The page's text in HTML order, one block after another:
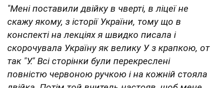
"Мені поставили двійку в чверті, в ліцеї не
скажу якому, з історії України, тому що в
конспекті на лекціях я швидко писала і
скорочувала Україну як велику У з крапкою, от
так "У." Всі сторінки були перекреслені
повністю червоною ручкою і на кожній стояла